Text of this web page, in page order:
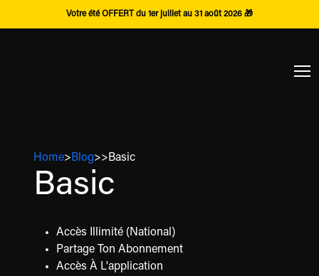
Votre été OFFERT du 1er juillet au 31 août 2026 🎁
Home> Blog>> Basic
Basic
Accès Illimité (National)
Partage Ton Abonnement
Accès À L'application